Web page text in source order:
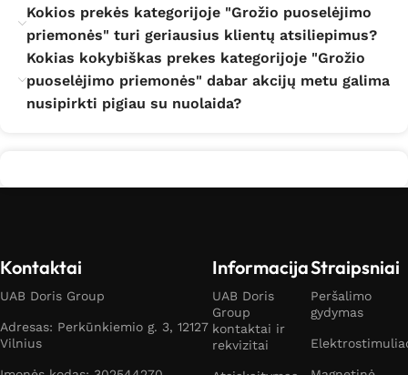
Kokios prekės kategorijoje "Grožio puoselėjimo
priemonės" turi geriausius klientų atsiliepimus?
Kokias kokybiškas prekes kategorijoje "Grožio
puoselėjimo priemonės" dabar akcijų metu galima
nusipirkti pigiau su nuolaida?
Kontaktai
UAB Doris Group
Adresas: Perkūnkiemio g. 3, 12127
Vilnius
Informacija
UAB Doris
Group
kontaktai ir
rekvizitai
Straipsniai
Peršalimo
gydymas